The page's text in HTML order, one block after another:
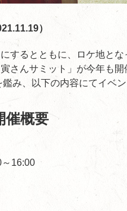
）
するとともに、ロケ地と
さんサミット」が今年も開
み、以下の内容にてイベン
催概要
16:00